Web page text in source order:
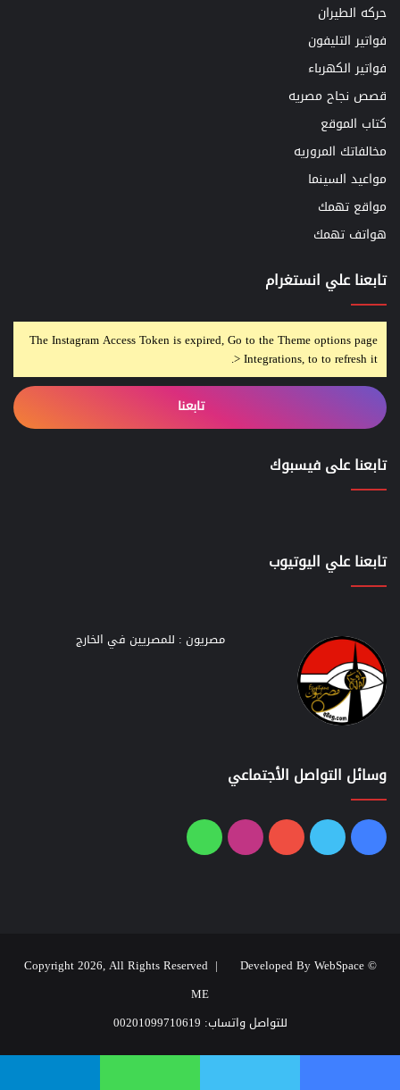
حركه الطيران
فواتير التليفون
فواتير الكهرباء
قصص نجاح مصريه
كتاب الموقع
مخالفاتك المروريه
مواعيد السينما
مواقع تهمك
هواتف تهمك
تابعنا علي انستغرام
The Instagram Access Token is expired, Go to the Theme options page
> Integrations, to to refresh it.
تابعنا
تابعنا على فيسبوك
تابعنا علي اليوتيوب
مصريون : للمصريين في الخارج
وسائل التواصل الأجتماعي
فيسبوك
تويتر يوتيوبانستقرامواتساب
© Copyright 2026, All Rights Reserved |
Developed By WebSpace
ME
للتواصل واتساب: 00201099710619